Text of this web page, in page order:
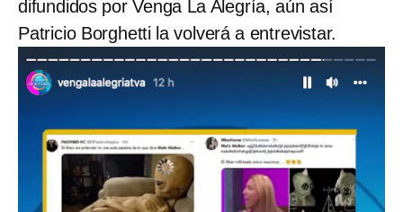
difundidos por Venga La Alegría, aún así
Patricio Borghetti la volverá a entrevistar.